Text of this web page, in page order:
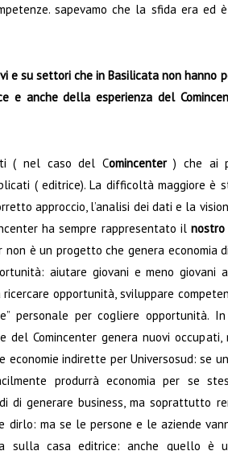
sapevamo che la sfida era ed
e su settori che in Basilicata non hanno
e anche della esperienza del
( nel caso del Comincenter) che ai
( editrice). La difficoltà maggiore è
approccio, l’analisi dei dati e la
ha sempre rappresentato il nostro
non è un progetto che genera economia
aiutare giovani e meno giovani
opportunità, sviluppare
personale per cogliere opportunità.
del Comincenter genera nuovi occupati,
economie indirette per Universosud: se
produrrà economia per se
di generare business, ma soprattutto
dirlo: ma se le persone e le aziende
sulla casa editrice: anche quello è